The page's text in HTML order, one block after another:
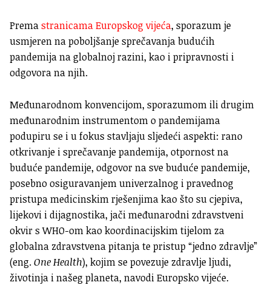
Premastranicama Europskog vijeća, sporazum je
usmjeren na poboljšanje sprečavanja budućih
pandemija na globalnoj razini, kao i pripravnosti i
odgovora na njih.
Međunarodnom konvencijom, sporazumom ili drugim
međunarodnim instrumentom o pandemijama
podupiru se i u fokus stavljaju sljedeći aspekti: rano
otkrivanje i sprečavanje pandemija, otpornost na
buduće pandemije, odgovor na sve buduće pandemije,
posebno osiguravanjem univerzalnog i pravednog
pristupa medicinskim rješenjima kao što su cjepiva,
lijekovi i dijagnostika, jači međunarodni zdravstveni
okvir s WHO-om kao koordinacijskim tijelom za
globalna zdravstvena pitanja te pristup “jedno zdravlje”
(eng.One Health), kojim se povezuje zdravlje ljudi,
životinja i našeg planeta, navodi Europsko vijeće.